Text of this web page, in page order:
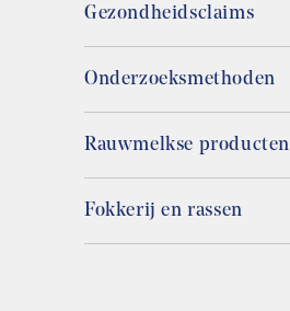
Gezondheidsclaims
Onderzoeksmethoden
Rauwmelkse producten
Fokkerij en rassen